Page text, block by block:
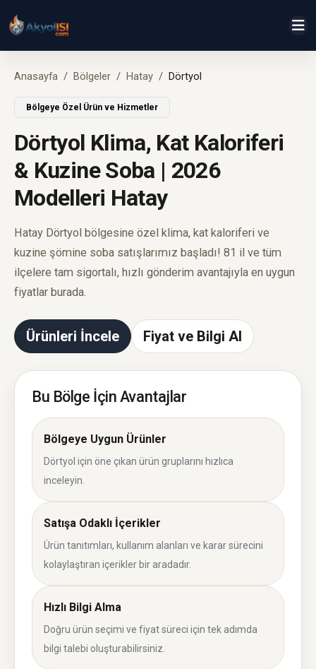
Anasayfa Bölgeler Hatay Dörtyol
Bölgeye Özel Ürün ve Hizmetler
Dörtyol Klima, Kat Kaloriferi
& Kuzine Soba | 2026
Modelleri Hatay
Hatay Dörtyol bölgesine özel klima, kat kaloriferi ve
kuzine şömine soba satışlarımız başladı! 81 il ve tüm
ilçelere tam sigortalı, hızlı gönderim avantajıyla en uygun
fiyatlar burada.
Ürünleri İncele Fiyat ve Bilgi Al
Bu Bölge İçin Avantajlar
Bölgeye Uygun Ürünler
Dörtyol için öne çıkan ürün gruplarını hızlıca
inceleyin.
Satışa Odaklı İçerikler
Ürün tanıtımları, kullanım alanları ve karar sürecini
kolaylaştıran içerikler bir aradadır.
Hızlı Bilgi Alma
Doğru ürün seçimi ve fiyat süreci için tek adımda
bilgi talebi oluşturabilirsiniz.